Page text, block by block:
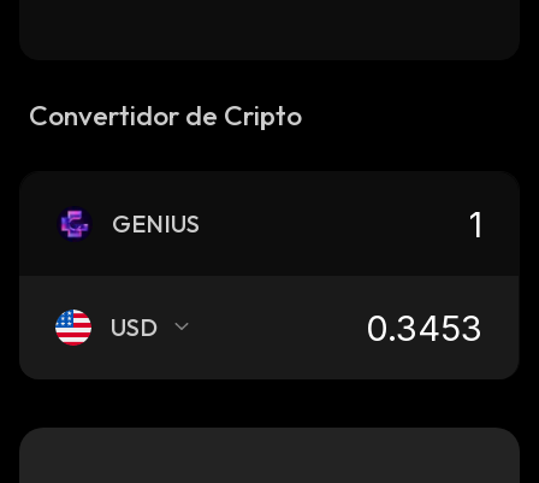
Convertidor de Cripto
GENIUS
USD